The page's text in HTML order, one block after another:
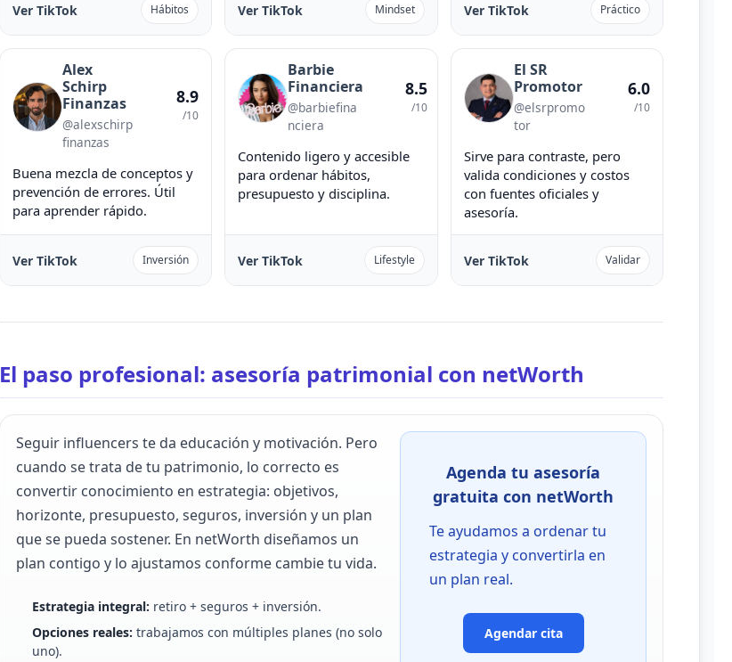
Ver TikTok Hábitos Ver TikTok Mindset Ver TikTok Práctico
Alex
Schirp
Finanzas
@alexschirp
finanzas
8.9
/10
Buena mezcla de conceptos y
prevención de errores. Útil
para aprender rápido.
Ver TikTok Inversión
Barbie
Financiera
@barbiefina
nciera
8.5
/10
Contenido ligero y accesible
para ordenar hábitos,
presupuesto y disciplina.
Ver TikTok Lifestyle
El SR
Promotor
@elsrpromo
tor
6.0
/10
Sirve para contraste, pero
valida condiciones y costos
con fuentes oficiales y
asesoría.
Ver TikTok Validar
El paso profesional: asesoría patrimonial con netWorth
Seguir influencers te da educación y motivación. Pero
cuando se trata de tu patrimonio, lo correcto es
convertir conocimiento en estrategia: objetivos,
horizonte, presupuesto, seguros, inversión y un plan
que se pueda sostener. En netWorth diseñamos un
plan contigo y lo ajustamos conforme cambie tu vida.
Estrategia integral: retiro + seguros + inversión.
Opciones reales: trabajamos con múltiples planes (no solo
uno).
Agenda tu asesoría
gratuita con netWorth
Te ayudamos a ordenar tu
estrategia y convertirla en
un plan real.
Agendar cita